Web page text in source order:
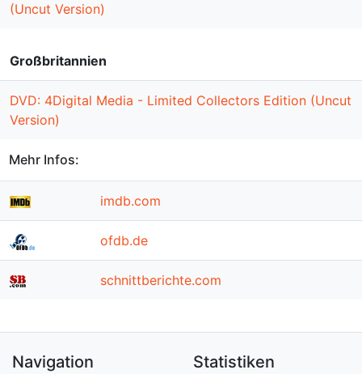
(Uncut Version)
Großbritannien
DVD: 4Digital Media - Limited Collectors Edition (Uncut
Version)
Mehr Infos:
imdb.com
ofdb.de
schnittberichte.com
Navigation Statistiken